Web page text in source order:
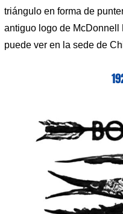
triángulo en forma de
antiguo logo de McDonnell
puede ver en la sede de